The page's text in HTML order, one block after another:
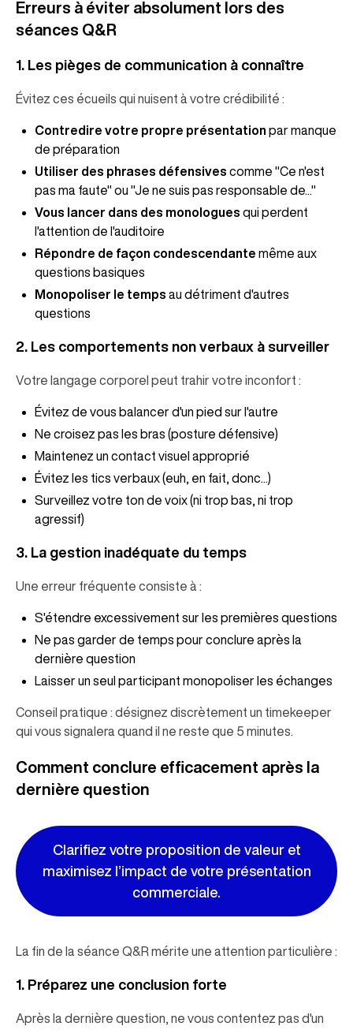
Erreurs à éviter absolument lors des
séances Q&R
1. Les pièges de communication à connaître
Évitez ces écueils qui nuisent à votre crédibilité :
Contredire votre propre présentation par manque
de préparation
Utiliser des phrases défensives comme "Ce n'est
pas ma faute" ou "Je ne suis pas responsable de..."
Vous lancer dans des monologues qui perdent
l'attention de l'auditoire
Répondre de façon condescendante même aux
questions basiques
Monopoliser le temps au détriment d'autres
questions
2. Les comportements non verbaux à surveiller
Votre langage corporel peut trahir votre inconfort :
Évitez de vous balancer d'un pied sur l'autre
Ne croisez pas les bras (posture défensive)
Maintenez un contact visuel approprié
Évitez les tics verbaux (euh, en fait, donc...)
Surveillez votre ton de voix (ni trop bas, ni trop
agressif)
3. La gestion inadéquate du temps
Une erreur fréquente consiste à :
S'étendre excessivement sur les premières questions
Ne pas garder de temps pour conclure après la
dernière question
Laisser un seul participant monopoliser les échanges
Conseil pratique : désignez discrètement un timekeeper
qui vous signalera quand il ne reste que 5 minutes.
Comment conclure efficacement après la
dernière question
Clarifiez votre proposition de valeur et
maximisez l’impact de votre présentation
commerciale.
La fin de la séance Q&R mérite une attention particulière :
1. Préparez une conclusion forte
Après la dernière question, ne vous contentez pas d'un